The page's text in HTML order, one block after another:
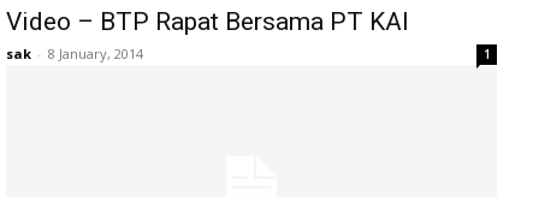
Video – BTP Rapat Bersama PT KAI
sak - 8 January, 2014 1